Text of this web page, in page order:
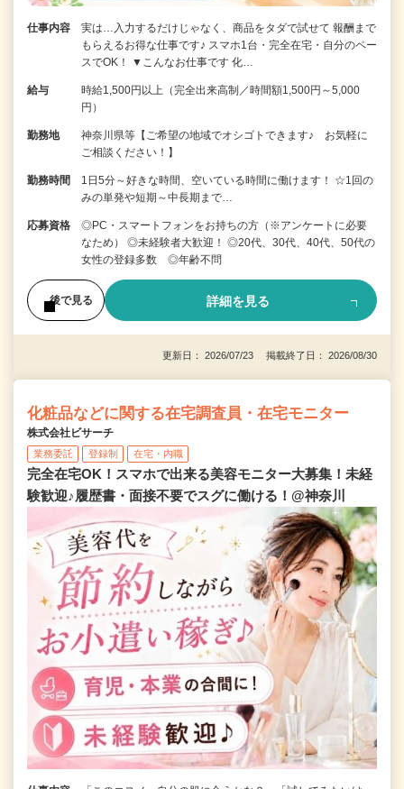
仕事内容
実は…入力するだけじゃなく、商品をタダで試せて 報酬まで
もらえるお得な仕事です♪ スマホ1台・完全在宅・自分のペー
スでOK！ ▼こんなお仕事です 化…
給与
時給1,500円以上（完全出来高制／時間額1,500円～5,000
円）
勤務地
神奈川県等【ご希望の地域でオシゴトできます♪ お気軽に
ご相談ください！】
勤務時間
1日5分～好きな時間、空いている時間に働けます！ ☆1回の
みの単発や短期～中長期まで…
応募資格
◎PC・スマートフォンをお持ちの方（※アンケートに必要
なため） ◎未経験者大歓迎！ ◎20代、30代、40代、50代の
女性の登録多数 ◎年齢不問
後で見る 詳細を見る
更新日： 2026/07/23 掲載終了日： 2026/08/30
化粧品などに関する在宅調査員・在宅モニター
株式会社ビサーチ
業務委託 登録制 在宅・内職
完全在宅OK！スマホで出来る美容モニター大募集！未経
験歓迎♪履歴書・面接不要でスグに働ける！@神奈川